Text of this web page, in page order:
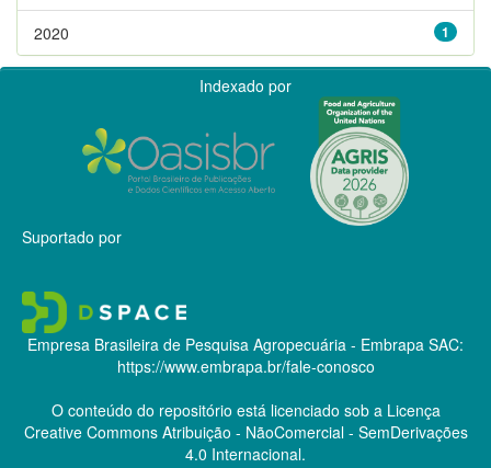
1
2020
Indexado por
Suportado por
Empresa Brasileira de Pesquisa Agropecuária - Embrapa SAC:
https://www.embrapa.br/fale-conosco
O conteúdo do repositório está licenciado sob a Licença
Creative CommonsAtribuição - NãoComercial - SemDerivações
4.0 Internacional.